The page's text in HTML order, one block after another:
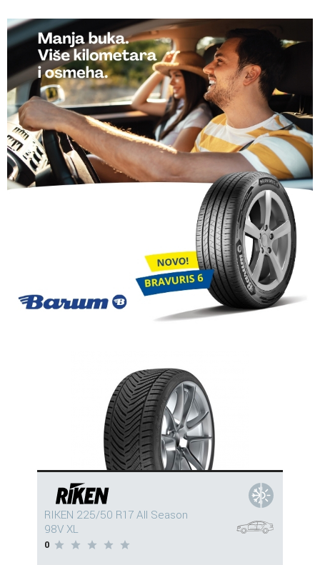
RIKEN 225/50 R17 All Season
98V XL
0